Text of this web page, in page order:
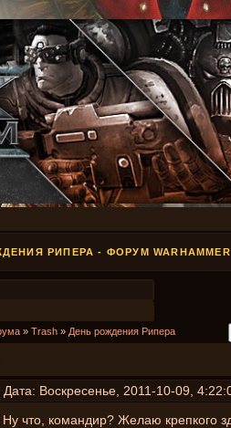
РИПЕРА - ФОРУМ
» Trash » День рождения Рипера
Дата: Воскресенье, 2011-10-09,
Ну что, командир? Желаю крепкого